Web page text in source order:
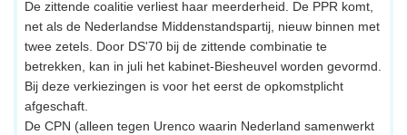
De zittende coalitie verliest haar meerderheid. De PPR komt,
net als de Nederlandse Middenstandspartij, nieuw binnen met
twee zetels. Door DS'70 bij de zittende combinatie te
betrekken, kan in juli het kabinet-Biesheuvel worden gevormd.
Bij deze verkiezingen is voor het eerst de opkomstplicht
afgeschaft.
De CPN (alleen tegen Urenco waarin Nederland samenwerkt